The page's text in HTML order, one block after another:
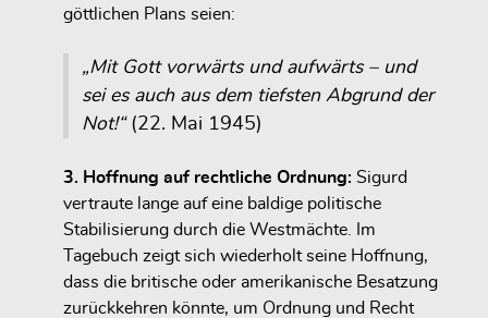
göttlichen Plans seien:
„Mit Gott vorwärts und aufwärts – und
sei es auch aus dem tiefsten Abgrund der
Not!“(22. Mai 1945)
3. Hoffnung auf rechtliche Ordnung: Sigurd
vertraute lange auf eine baldige politische
Stabilisierung durch die Westmächte. Im
Tagebuch zeigt sich wiederholt seine Hoffnung,
dass die britische oder amerikanische Besatzung
zurückkehren könnte, um Ordnung und Recht